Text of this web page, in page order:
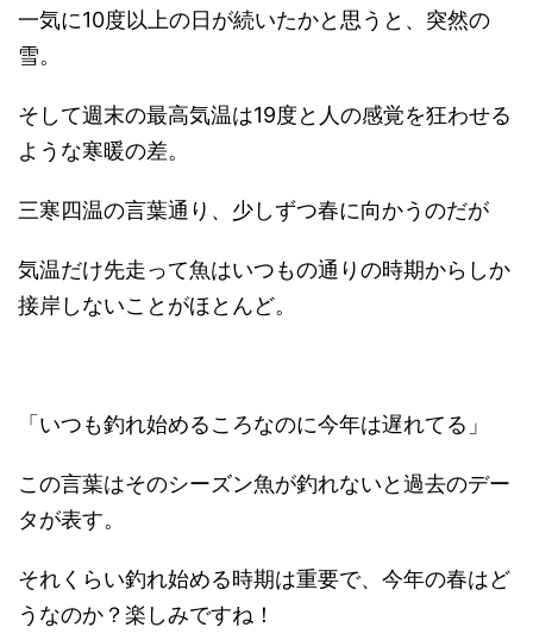
一気に10度以上の日が続いたかと思うと、突然の
雪。
そして週末の最高気温は19度と人の感覚を狂わせる
ような寒暖の差。
三寒四温の言葉通り、少しずつ春に向かうのだが
気温だけ先走って魚はいつもの通りの時期からしか
接岸しないことがほとんど。
「いつも釣れ始めるころなのに今年は遅れてる」
この言葉はそのシーズン魚が釣れないと過去のデー
タが表す。
それくらい釣れ始める時期は重要で、今年の春はど
うなのか？楽しみですね！